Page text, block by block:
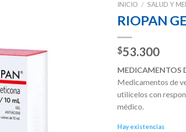
INICIO / SALUD Y
RIOPAN
$53.300
MEDICAMENTOS
Medicamentos de
utilícelos con
médico.
Hay existencias